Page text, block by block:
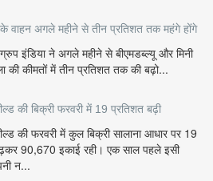
के वाहन अगले महीने से तीन प्रतिशत तक महंगे होंगे
इंडिया ने अगले महीने से बीएमडब्ल्यू और मिनी
की कीमतों में तीन प्रतिशत तक की बढ़ो...
की बिक्री फरवरी में 19 प्रतिशत बढ़ी
की फरवरी में कुल बिक्री सालाना आधार पर 19
90,670 इकाई रही। एक साल पहले इसी
न...